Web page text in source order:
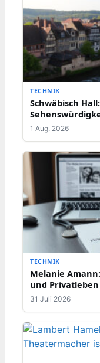
TECHNIK
Schwäbisch
1 Aug. 2026
TECHNIK
Melanie
und Privatleben
31 Juli 2026